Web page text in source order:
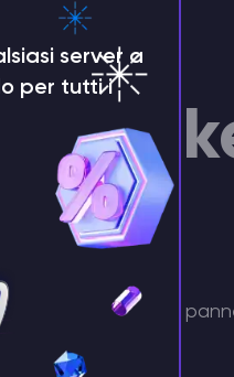
esclusive,
altro ancora.
server a
per tutti i